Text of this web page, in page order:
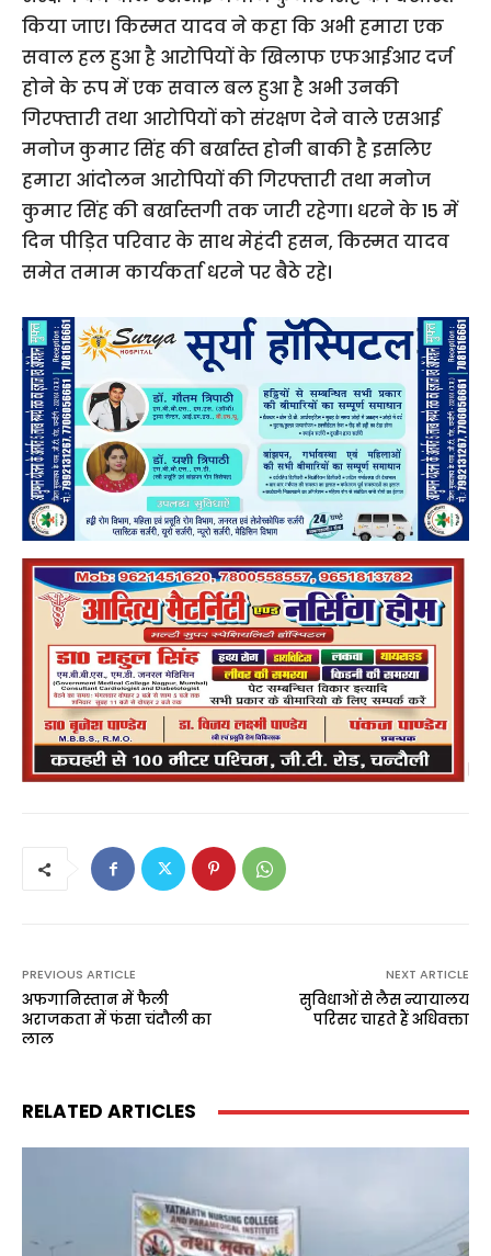
किया जाए। किस्मत यादव ने कहा कि अभी हमारा एक
सवाल हल हुआ है आरोपियों के खिलाफ एफआईआर दर्ज
होने के रूप में एक सवाल बल हुआ है अभी उनकी
गिरफ्तारी तथा आरोपियों को संरक्षण देने वाले एसआई
मनोज कुमार सिंह की बर्खास्त होनी बाकी है इसलिए
हमारा आंदोलन आरोपियों की गिरफ्तारी तथा मनोज
कुमार सिंह की बर्खास्तगी तक जारी रहेगा। धरने के 15 में
दिन पीड़ित परिवार के साथ मेहंदी हसन, किस्मत यादव
समेत तमाम कार्यकर्ता धरने पर बैठे रहे।
PREVIOUS ARTICLE
अफगानिस्तान में फैली
अराजकता में फंसा चंदौली का
लाल
NEXT ARTICLE
सुविधाओं से लैस न्यायालय
परिसर चाहते हैं अधिवक्ता
RELATED ARTICLES